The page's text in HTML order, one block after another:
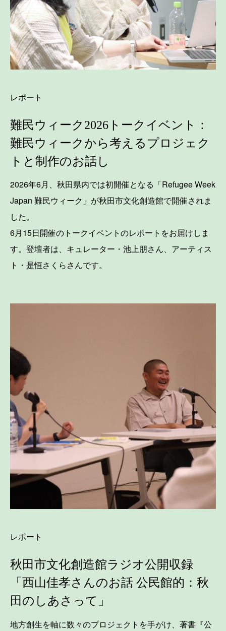
レポート
難民ウィーク2026トークイベント：
難民ウィークから考えるプロジェク
トと制作のお話し
2026年6月、秋田県内では初開催となる「Refugee Week
Japan 難民ウィーク」が秋田市文化創造館で開催されま
した。
6月15日開催のトークイベントのレポートをお届けしま
す。登壇者は、キュレーター・池上朋さん、アーティス
ト・是恒さくらさんです。
レポート
秋田市文化創造館ラジオ公開収録
「西山佳孝さんのお話 公民館的：秋
田のしあさって」
地方創生を軸に数々のプロジェクトを手がけ、著書『公